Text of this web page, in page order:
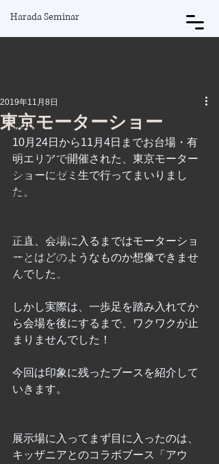
Harada Seminar
記事一覧
原田将
原田ゼミ1期生
原田ゼミ2期生
原田ゼミ3期生
原田ゼミ5期生
原田ゼミ6期生
原田ゼミ7期生
東京モーターショー
2019年11月8日
10月24日から11月4日までお台場・有
明エリアで開催された、東京モーター
ショーにゼミ生で行ってまいりまし
た。
正直、会場に入るまではモーターショ
ーとはどのようなものか想像できませ
んでした。
しかし実際は、一歩足を踏み入れてか
ら会場を後にするまで、ワクワクが止
まりませんでした！
今回は印象に残ったブースを紹介して
いきます。
展示場に入ってまず目に入ったのは、
キッザニアとのコラボブース「アウ